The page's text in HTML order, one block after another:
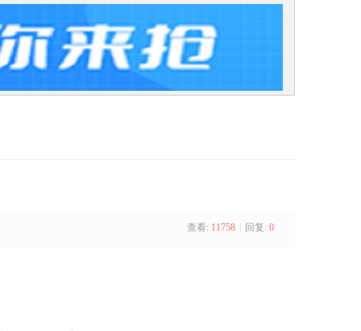
查看: 11758 | 回复: 0